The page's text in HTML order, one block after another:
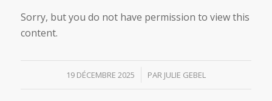
Sorry, but you do not have permission to view this
content.
19 DÉCEMBRE 2025
/ PAR JULIE GEBEL